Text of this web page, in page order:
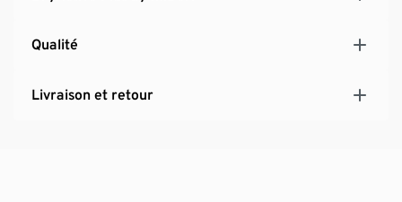
Qualité
Livraison et retour